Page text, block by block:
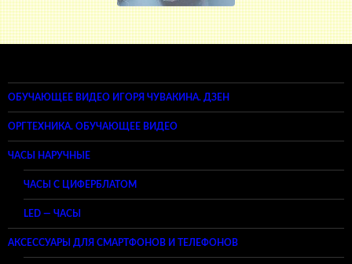
ОБУЧАЮЩЕЕ ВИДЕО ИГОРЯ ЧУВАКИНА. ДЗЕН
ОРГТЕХНИКА. ОБУЧАЮЩЕЕ ВИДЕО
ЧАСЫ НАРУЧНЫЕ
ЧАСЫ С ЦИФЕРБЛАТОМ
LED — ЧАСЫ
АКСЕССУАРЫ ДЛЯ СМАРТФОНОВ И ТЕЛЕФОНОВ